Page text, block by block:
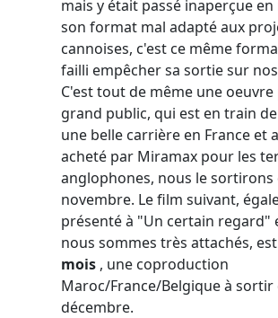
mais y était passé inaperçue
son format mal adapté aux
cannoises, c'est ce même
failli empêcher sa sortie sur
C'est tout de même une oeuvre
grand public, qui est en train
une belle carrière en France et
acheté par Miramax pour les
anglophones, nous le sortirons
novembre. Le film suivant,
présenté à "Un certain regard"
nous sommes très attachés, est
mois , une coproduction
Maroc/France/Belgique à sortir
décembre.